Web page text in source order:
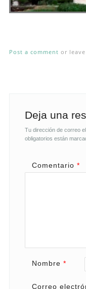
Post a comment or
Deja una
Tu dirección de correo
obligatorios están
Comentario *
Nombre *
Correo